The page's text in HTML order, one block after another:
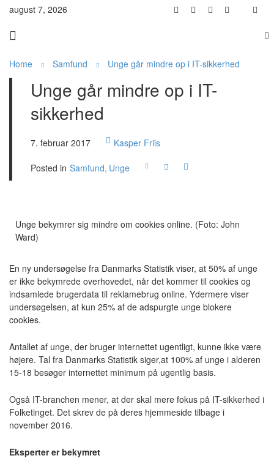
august 7, 2026
Home Samfund Unge går mindre op i IT-sikkerhed
Unge går mindre op i IT-
sikkerhed
7. februar 2017 Kasper Friis
Posted in Samfund Unge
Unge bekymrer sig mindre om cookies online. (Foto: John
Ward)
En ny undersøgelse fra Danmarks Statistik viser, at 50% af unge
er ikke bekymrede overhovedet, når det kommer til cookies og
indsamlede brugerdata til reklamebrug online. Ydermere viser
undersøgelsen, at kun 25% af de adspurgte unge blokere
cookies.
Antallet af unge, der bruger internettet ugentligt, kunne ikke være
højere. Tal fra Danmarks Statistik siger,at 100% af unge i alderen
15-18 besøger internettet minimum på ugentlig basis.
Også IT-branchen mener, at der skal mere fokus på IT-sikkerhed i
Folketinget. Det skrev de på deres hjemmeside tilbage i
november 2016.
Eksperter er bekymret